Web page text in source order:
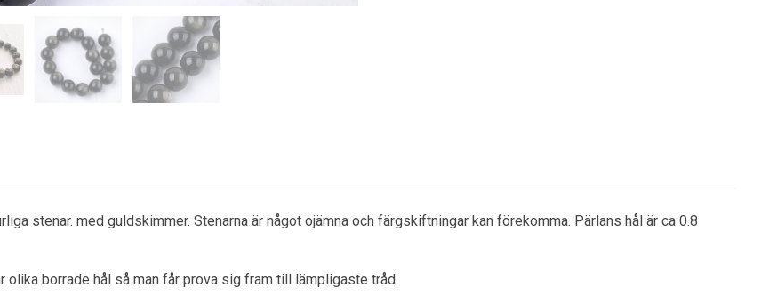
stenar. med guldskimmer. Stenarna är något ojämna och färgskiftningar kan förekomma. Pärlans hål är ca 0.8
olika borrade hål så man får prova sig fram till lämpligaste tråd.